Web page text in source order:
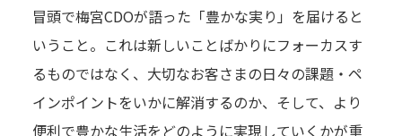
冒頭で梅宮CDOが語った「豊かな実り」を届けると
いうこと。これは新しいことばかりにフォーカスす
るものではなく、大切なお客さまの日々の課題・ペ
インポイントをいかに解消するのか、そして、より
便利で豊かな生活をどのように実現していくかが重